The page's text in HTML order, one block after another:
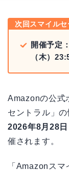
冷蔵庫
PC周辺
次回スマイル
開催予定
（木）
Amazonの公式
セントラル」
2026年8月28
催されます。
「Amazonスマ